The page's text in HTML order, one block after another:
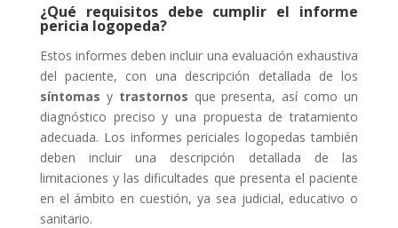
¿Qué requisitos debe cumplir el informe
pericia logopeda?
Estos informes deben incluir una evaluación exhaustiva
del paciente, con una descripción detallada de los
síntomas y trastornos que presenta, así como un
diagnóstico preciso y una propuesta de tratamiento
adecuada. Los informes periciales logopedas también
deben incluir una descripción detallada de las
limitaciones y las dificultades que presenta el paciente
en el ámbito en cuestión, ya sea judicial, educativo o
sanitario.